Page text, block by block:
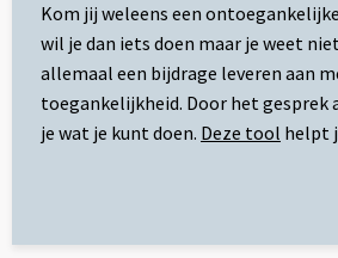
Kom jij weleens een
wil je dan iets doen maar je weet
allemaal een bijdrage leveren aan
toegankelijkheid. Door het gesprek
je wat je kunt doen. Deze tool helpt